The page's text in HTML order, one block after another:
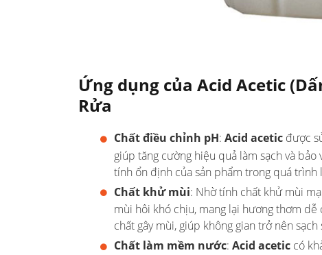
Ứng dụng của Acid Acetic
Rửa
Chất điều chỉnh pH: Acid acetic được
giúp tăng cường hiệu quả làm sạch và
tính ổn định của sản phẩm trong quá trình
Chất khử mùi: Nhờ tính chất khử mùi
mùi hôi khó chịu, mang lại hương thơm dễ
chất gây mùi, giúp không gian trở nên
Chất làm mềm nước: Acid acetic có